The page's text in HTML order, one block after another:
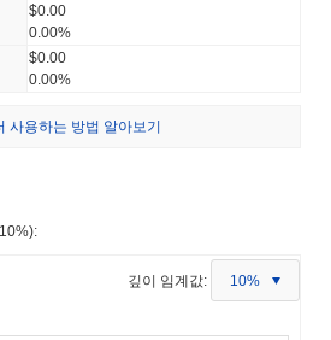
$0.00
0.00%
$0.00
0.00%
사용하는 방법 알아보기
깊이 임계값: 10%